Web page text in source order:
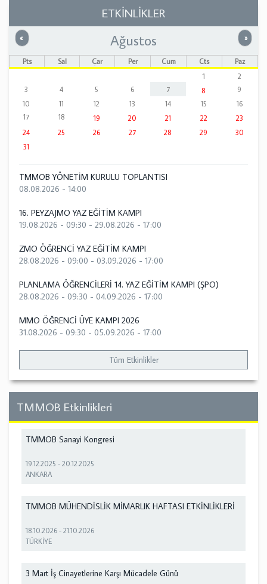
ETKİNLİKLER
« Önceki »
Ağustos
Pts Sal Çar Per Cum Cts
Paz
1
2
3
4 5 6 7 8
9
10
11 12 13 14 15
16
17
18 19 20 21 22
23
24
25 26 27 28 29
30
31
TMMOB YÖNETİM KURULU TOPLANTISI
08.08.2026 - 14:00
16. PEYZAJMO YAZ EĞİTİM KAMPI
19.08.2026 - 09:30 - 29.08.2026 - 17:00
ZMO ÖĞRENCİ YAZ EĞİTİM KAMPI
28.08.2026 - 09:00 - 03.09.2026 - 17:00
PLANLAMA ÖĞRENCİLERİ 14. YAZ EĞİTİM KAMPI (ŞPO)
28.08.2026 - 09:30 - 04.09.2026 - 17:00
MMO ÖĞRENCİ ÜYE KAMPI 2026
31.08.2026 - 09:30 - 05.09.2026 - 17:00
Tüm Etkinlikler
TMMOB Etkinlikleri
TMMOB Sanayi Kongresi
19.12.2025 -20.12.2025
ANKARA
TMMOB MÜHENDİSLİK MİMARLIK HAFTASI ETKİNLİKLERİ
18.10.2026 -21.10.2026
TÜRKİYE
3 Mart İş Cinayetlerine Karşı Mücadele Günü